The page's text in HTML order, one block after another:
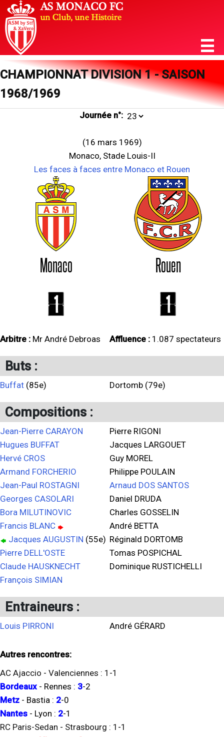
CHAMPIONNAT DIVISION 1 - SAISON
1968/1969
Journée n°:
(16 mars 1969)
Monaco, Stade Louis-II
Les faces à faces entre Monaco et Rouen
Monaco Rouen
1 1
Arbitre : Mr André Debroas Affluence : 1.087 spectateurs
Buts :
Buffat (85e) Dortomb (79e)
Compositions :
Jean-Pierre CARAYON
Hugues BUFFAT
Hervé CROS
Armand FORCHERIO
Jean-Paul ROSTAGNI
Georges CASOLARI
Bora MILUTINOVIC
Francis BLANC
Jacques AUGUSTIN (55e)
Pierre DELL'OSTE
Claude HAUSKNECHT
François SIMIAN
Pierre RIGONI
Jacques LARGOUET
Guy MOREL
Philippe POULAIN
Arnaud DOS SANTOS
Daniel DRUDA
Charles GOSSELIN
André BETTA
Réginald DORTOMB
Tomas POSPICHAL
Dominique RUSTICHELLI
Entraineurs :
Louis PIRRONI André GÉRARD
Autres rencontres:
AC Ajaccio - Valenciennes : 1 -1
Bordeaux - Rennes : 3-2
Metz - Bastia : 2-0
Nantes - Lyon : 2-1
RC Paris-Sedan - Strasbourg : 1 -1